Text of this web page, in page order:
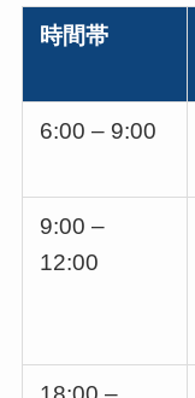
時間帯
6:00 – 9:00
9:00 –
12:00